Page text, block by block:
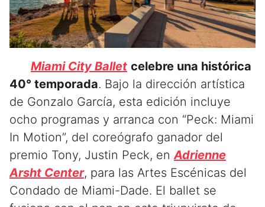
Miami City Ballet celebre una histórica
40° temporada. Bajo la dirección artística
de Gonzalo García, esta edición incluye
ocho programas y arranca con “Peck: Miami
In Motion”, del coreógrafo ganador del
premio Tony, Justin Peck, enAdrienne
Arsht Center, para las Artes Escénicas del
Condado de Miami-Dade. El ballet se